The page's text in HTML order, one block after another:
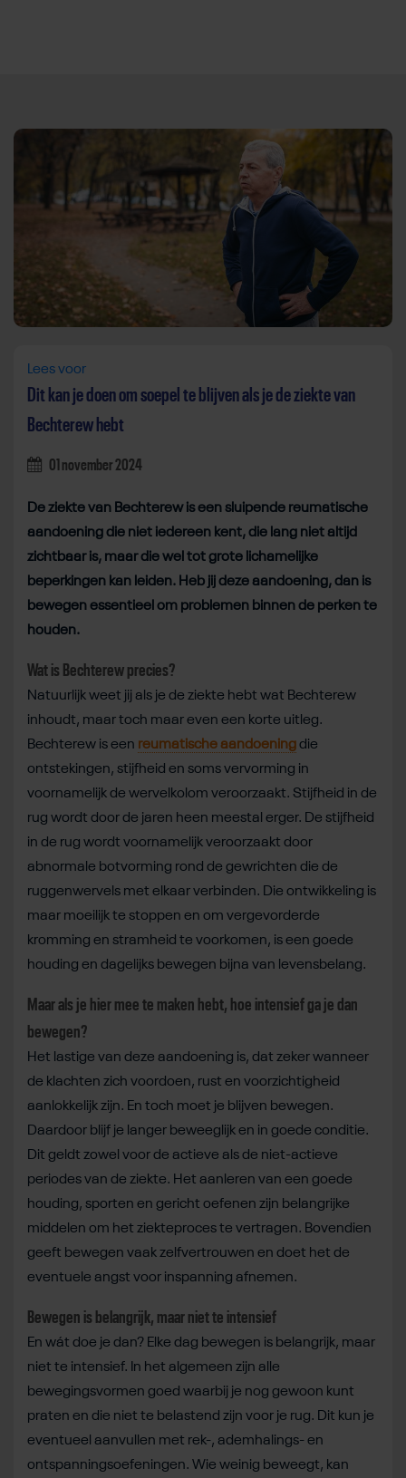
Direct door naar content
Lees voor
Dit kan je doen om soepel te blijven als je de ziekte van
Bechterew hebt
01 november 2024
De ziekte van Bechterew is een sluipende reumatische
aandoening die niet iedereen kent, die lang niet altijd
zichtbaar is, maar die wel tot grote lichamelijke
beperkingen kan leiden. Heb jij deze aandoening, dan is
bewegen essentieel om problemen binnen de perken te
houden.
Wat is Bechterew precies?
Natuurlijk weet jij als je de ziekte hebt wat Bechterew
inhoudt, maar toch maar even een korte uitleg.
Bechterew is een reumatische aandoeningdie
ontstekingen, stijfheid en soms vervorming in
voornamelijk de wervelkolom veroorzaakt. Stijfheid in de
rug wordt door de jaren heen meestal erger. De stijfheid
in de rug wordt voornamelijk veroorzaakt door
abnormale botvorming rond de gewrichten die de
ruggenwervels met elkaar verbinden. Die ontwikkeling is
maar moeilijk te stoppen en om vergevorderde
kromming en stramheid te voorkomen, is een goede
houding en dagelijks bewegen bijna van levensbelang.
Maar als je hier mee te maken hebt, hoe intensief ga je dan
bewegen?
Het lastige van deze aandoening is, dat zeker wanneer
de klachten zich voordoen, rust en voorzichtigheid
aanlokkelijk zijn. En toch moet je blijven bewegen.
Daardoor blijf je langer beweeglijk en in goede conditie.
Dit geldt zowel voor de actieve als de niet-actieve
periodes van de ziekte. Het aanleren van een goede
houding, sporten en gericht oefenen zijn belangrijke
middelen om het ziekteproces te vertragen. Bovendien
geeft bewegen vaak zelfvertrouwen en doet het de
eventuele angst voor inspanning afnemen.
Bewegen is belangrijk, maar niet te intensief
En wát doe je dan? Elke dag bewegen is belangrijk, maar
niet te intensief. In het algemeen zijn alle
bewegingsvormen goed waarbij je nog gewoon kunt
praten en die niet te belastend zijn voor je rug. Dit kun je
eventueel aanvullen met rek-, ademhalings- en
ontspanningsoefeningen. Wie weinig beweegt, kan